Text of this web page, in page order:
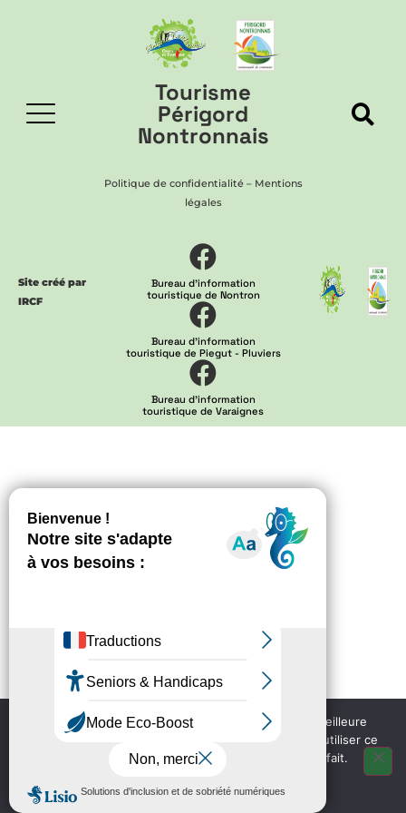
Tourisme
Périgord
Nontronnais
Site créé par
IRCF
Politique de confidentialité– Mentions
légales
Bureau d'information
touristique de Nontron
Bureau d'information
touristique de Piegut - Pluviers
Bureau d'information
touristique de Varaignes
Nous utilisons des cookies pour vous garantir la meilleure
expérience sur notre site web. Si vous continuez à utiliser ce
site, nous supposerons que vous en êtes satisfait.
OK